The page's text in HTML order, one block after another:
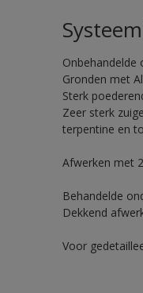
Onbehandelde
Gronden met
Sterk
Zeer sterk
terpentine en
Afwerken met
Behandelde
Dekkend
Voor